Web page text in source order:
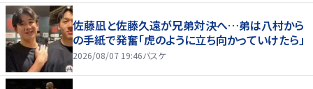
佐藤凪と佐藤久遠が兄弟対決へ…弟は八村から
の手紙で発奮「虎のように立ち向かっていけたら」
2026/08/07 19:46バスケ